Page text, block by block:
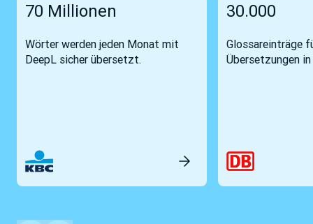
70 Millionen
Wörter werden jeden Monat mit
DeepL sicher übersetzt.
30.000
Glossareinträge
Übersetzungen